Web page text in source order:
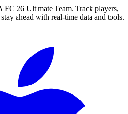
FC 26 Ultimate Team. Track players,
ahead with real-time data and tools.